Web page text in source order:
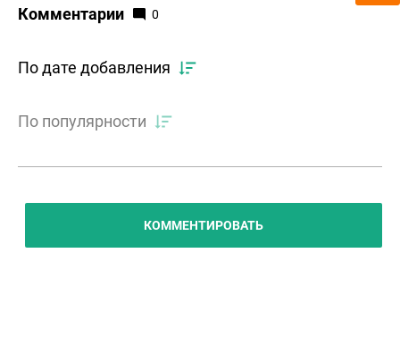
Комментарии 0
По дате добавления
По популярности
КОММЕНТИРОВАТЬ